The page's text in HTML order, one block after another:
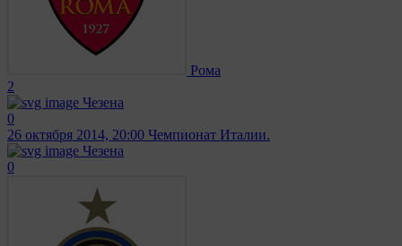
Рома
2
Чезена
0
26 октября 2014, 20:00 Чемпионат Италии.
Чезена
0